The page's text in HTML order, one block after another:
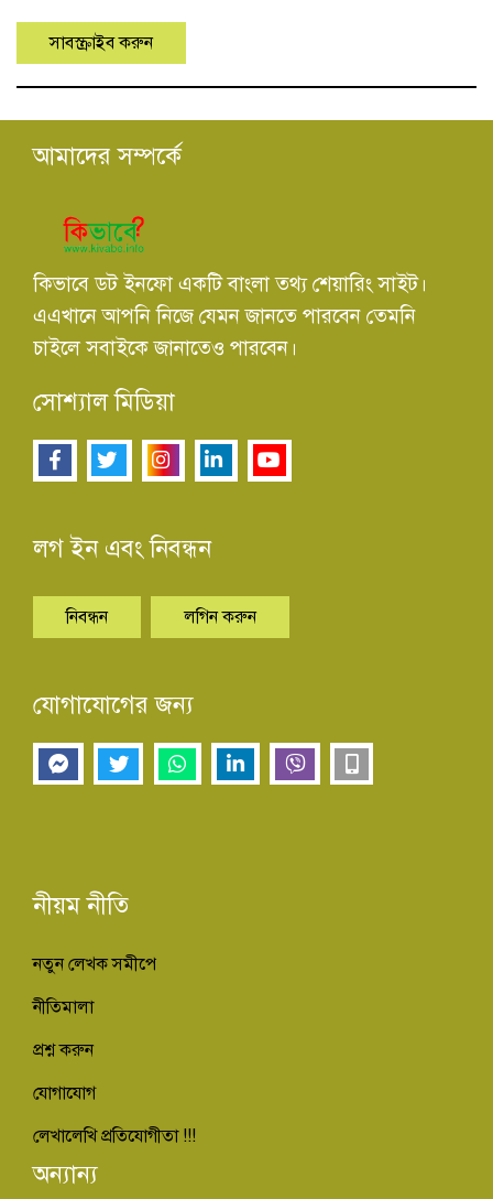
আমাদের সম্পর্কে
কিভাবে ডট ইনফো একটি বাংলা তথ্য শেয়ারিং সাইট।
এএখানে আপনি নিজে যেমন জানতে পারবেন তেমনি
চাইলে সবাইকে জানাতেও পারবেন।
সোশ্যাল মিডিয়া
লগ ইন এবং নিবন্ধন
নিবন্ধন লগিন করুন
যোগাযোগের জন্য
নীয়ম নীতি
নতুন লেখক সমীপে
নীতিমালা
প্রশ্ন করুন
যোগাযোগ
লেখালেখি প্রতিযোগীতা !!!
অন্যান্য